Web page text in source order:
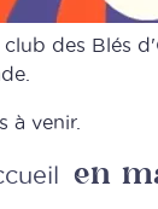
des Blés
à venir.
Retour
en